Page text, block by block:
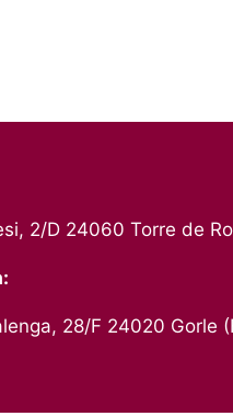
2/D 24060 Torre de
28/F 24020 Gorle